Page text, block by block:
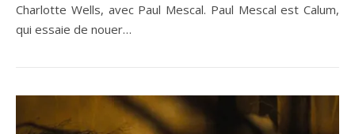
Charlotte Wells, avec Paul Mescal. Paul Mescal est Calum,
qui essaie de nouer…